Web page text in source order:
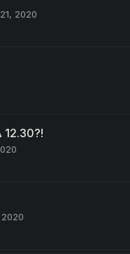
2020
12.30?!